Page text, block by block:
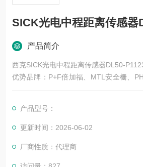
SICK光电中程距离传感器
产品简介
西克SICK光电中程距离传感器DL50-
优势品牌：P+F倍加福、MTL安全栅、
K西克
产品型号：
更新时间：2026-06-02
厂商性质：代理商